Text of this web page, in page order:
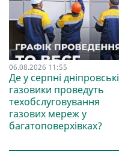
06.08.2026 11:55
Де у серпні дніпровські
газовики проведуть
техобслуговування
газових мереж у
багатоповерхівках?